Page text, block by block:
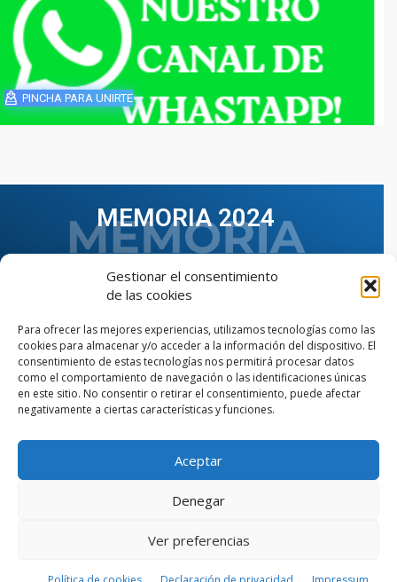
Gestionar el consentimiento
de las cookies
Para ofrecer las mejores experiencias, utilizamos tecnologías como las
cookies para almacenar y/o acceder a la información del dispositivo. El
consentimiento de estas tecnologías nos permitirá procesar datos
como el comportamiento de navegación o las identificaciones únicas
en este sitio. No consentir o retirar el consentimiento, puede afectar
negativamente a ciertas características y funciones.
Aceptar
Denegar
Ver preferencias
PINCHA PARA UNIRTE
MEMORIA 2024
VER TODAS LAS MEMORIAS
© Copyright © 2023 AIIAOC - Asociación Territorial de
Ingenieros Industriales de Andalucía Occidental. Página
AIIAOC.